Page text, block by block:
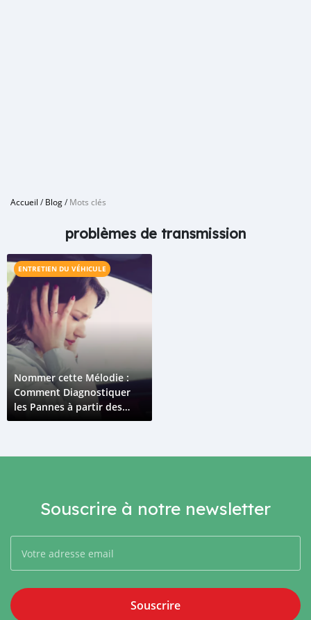
Accueil /Blog/Mots clés
problèmes de transmission
ENTRETIEN DU VÉHICULE
Nommer cette Mélodie :
Comment Diagnostiquer
les Pannes à partir des
Bruits de Voiture
Souscrire à notre newsletter
Souscrire